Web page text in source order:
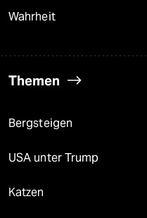
Wahrheit
Themen
Bergsteigen
USA unter Trump
Katzen